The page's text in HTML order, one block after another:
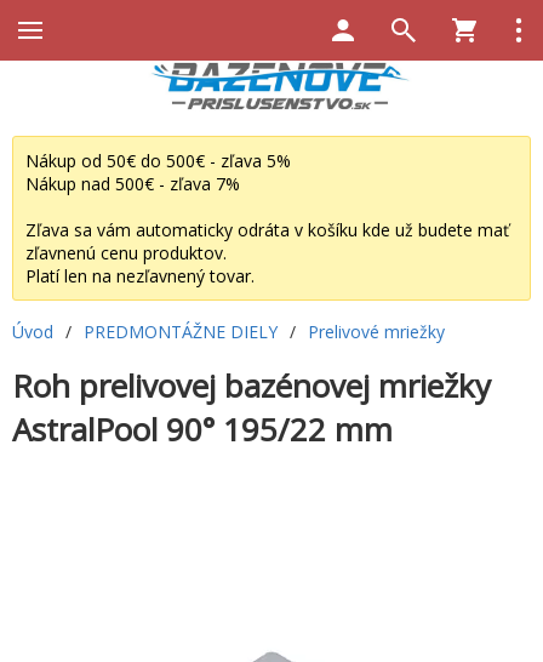
Nákup od 50€ do 500€ - zľava 5%
Nákup nad 500€ - zľava 7%
Zľava sa vám automaticky odráta v košíku kde už budete mať
zľavnenú cenu produktov.
Platí len na nezľavnený tovar.
Úvod / PREDMONTÁŽNE DIELY / Prelivové mriežky
Roh prelivovej bazénovej mriežky
AstralPool 90° 195/22 mm